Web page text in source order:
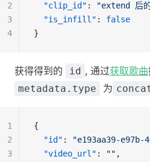
"clip_id" : "extend 后
"is_infill" : false
}
2
3
4
获得得到的 id , 通过获取歌曲
metadata.type 为
{
"id" : "e193aa39-
"video_url" : "" ,
1
2
3